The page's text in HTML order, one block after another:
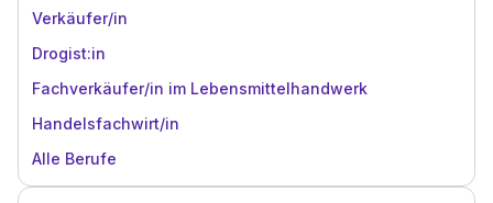
Verkäufer/in
Drogist:in
Fachverkäufer/in im Lebensmittelhandwerk
Handelsfachwirt/in
Alle Berufe